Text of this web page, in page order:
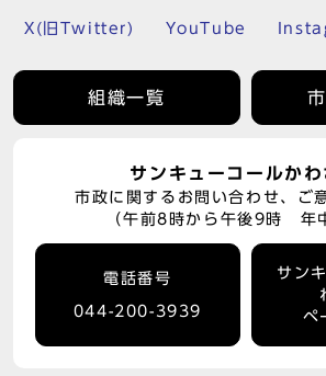
X(旧Twitter) YouTube
組織一覧
サンキューコールかわ
市政に関するお問い合わせ、ご
（午前8時から午後9時 年
電話番号
044-200-3939
サン
ペ